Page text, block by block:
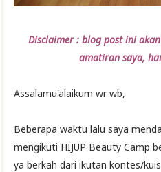
Disclaimer : blog post ini
amatiran saya,
Assalamu'alaikum wr wb,
Beberapa waktu lalu saya
mengikuti HIJUP Beauty Camp
ya berkah dari ikutan kontes/